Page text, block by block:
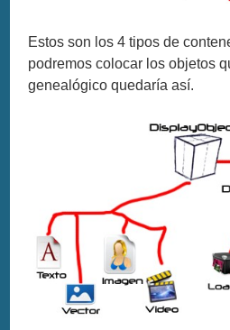
Estos son los 4 tipos de
podremos colocar los objetos
genealógico quedaría así.